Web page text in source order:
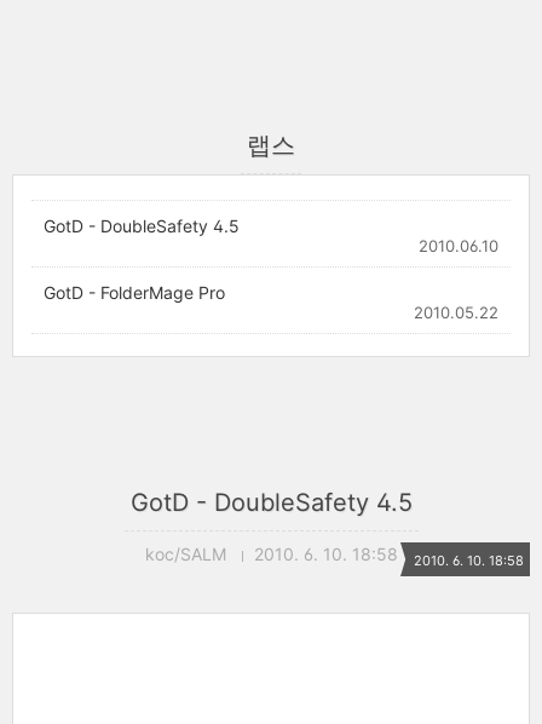
랩스
GotD - DoubleSafety 4.5
2010.06.10
GotD - FolderMage Pro
2010.05.22
GotD - DoubleSafety 4.5
koc/SALM 2010. 6. 10. 18:58 2010. 6. 10. 18:58